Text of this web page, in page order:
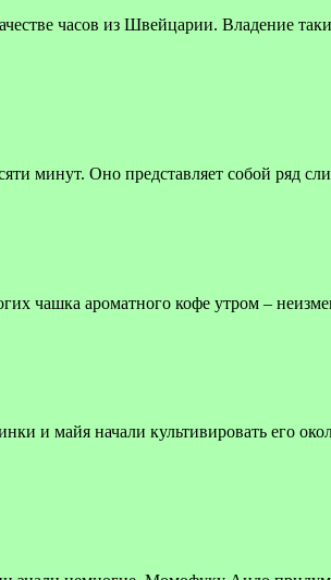
часов из Швейцарии. Владение
минут. Оно представляет собой ряд
чашка ароматного кофе утром –
и майя начали культивировать его